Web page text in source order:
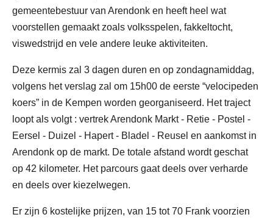
gemeentebestuur van Arendonk en heeft heel wat
voorstellen gemaakt zoals volksspelen, fakkeltocht,
viswedstrijd en vele andere leuke aktiviteiten.
Deze kermis zal 3 dagen duren en op zondagnamiddag,
volgens het verslag zal om 15h00 de eerste “velocipeden
koers” in de Kempen worden georganiseerd. Het traject
loopt als volgt : vertrek Arendonk Markt - Retie - Postel -
Eersel - Duizel - Hapert - Bladel - Reusel en aankomst in
Arendonk op de markt. De totale afstand wordt geschat
op 42 kilometer. Het parcours gaat deels over verharde
en deels over kiezelwegen.
Er zijn 6 kostelijke prijzen, van 15 tot 70 Frank voorzien